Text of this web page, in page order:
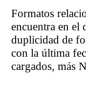
Formatos
encuentra en el
duplicidad de
con la última
cargados, más